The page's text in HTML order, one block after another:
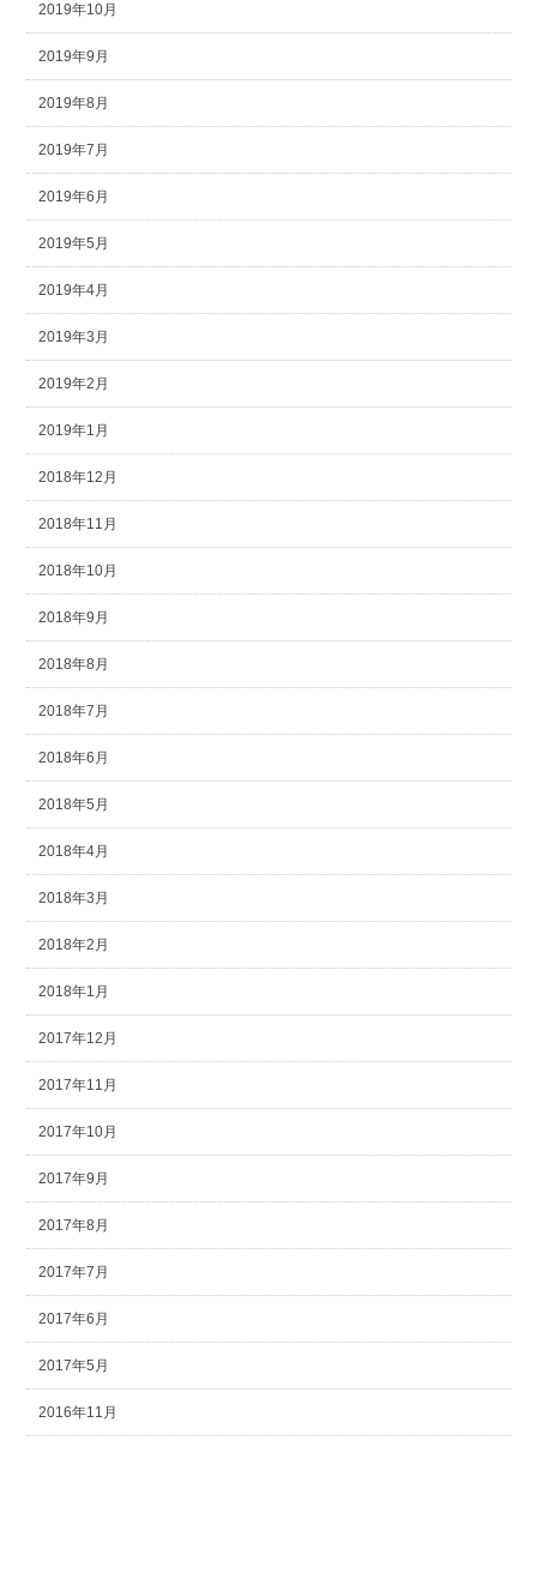
2019年10月
2019年9月
2019年8月
2019年7月
2019年6月
2019年5月
2019年4月
2019年3月
2019年2月
2019年1月
2018年12月
2018年11月
2018年10月
2018年9月
2018年8月
2018年7月
2018年6月
2018年5月
2018年4月
2018年3月
2018年2月
2018年1月
2017年12月
2017年11月
2017年10月
2017年9月
2017年8月
2017年7月
2017年6月
2017年5月
2016年11月